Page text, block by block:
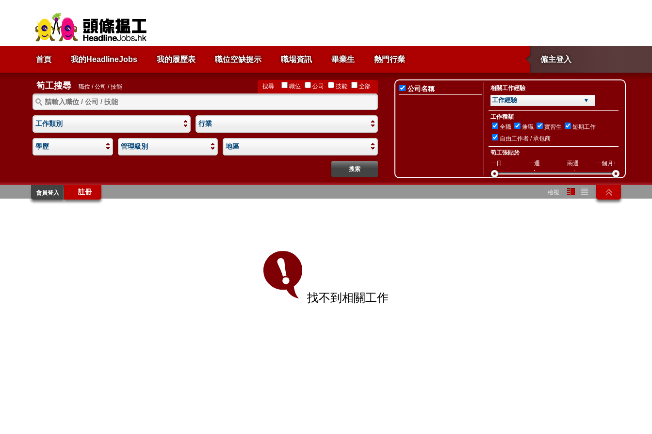
首頁 我的HeadlineJobs 我的履歷表 職位空缺提示 職場資訊 畢業生 僱主登入
熱門行業
筍工搜尋 職位 / 公司 / 技能 搜尋 職位 公司 技能 全部
工作類別 行業
學歷 管理級別 地區
公司名稱 相關工作經驗
工作經驗 ▼
工作種類
全職
兼職 實習生
短期工作
自由工作者 / 承包商
筍工張貼於
一日
一週 兩週 一個月+
會員登入 註冊 檢視 :
找不到相關工作